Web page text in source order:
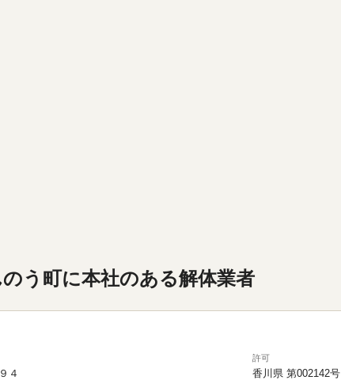
う町に本社のある解体業者
４
許可
香川県 第002142号